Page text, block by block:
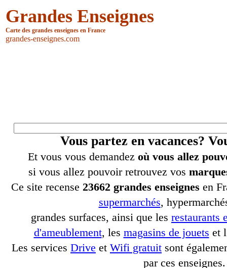
Grandes Enseignes
Carte des grandes enseignes en France
grandes-enseignes.com
Vous partez en vacances?
Et vous vous demandez où vous allez
si vous allez pouvoir retrouvez vos
Ce site recense 23662 grandes enseignes en
supermarchés,
grandes surfaces, ainsi que les restaurants
d'ameublement, les magasins de jouets et
Les services Drive et Wifi gratuit sont
par ces enseignes.